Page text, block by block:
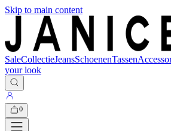
Skip to main content
SaleCollectieJeansSchoenenTassen
your look
0